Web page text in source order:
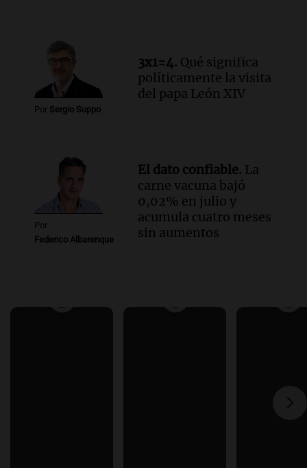
Por Sergio Suppo
3x1=4. Qué significa
políticamente la visita
del papa León XIV
Por
Federico Albarenque
El dato confiable. La
carne vacuna bajó
0,02% en julio y
acumula cuatro meses
sin aumentos